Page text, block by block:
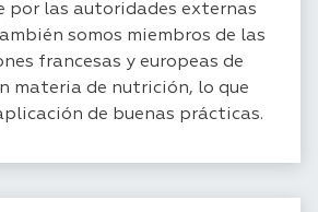
por las autoridades externas
somos miembros de las
francesas y europeas de
materia de nutrición, lo que
de buenas prácticas.